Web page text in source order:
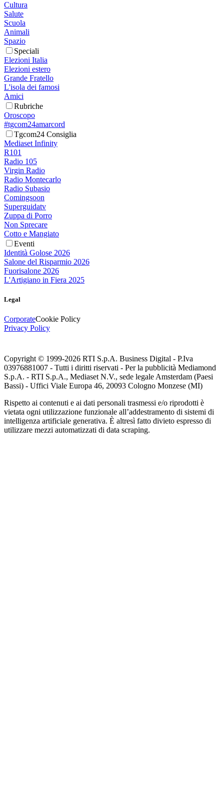
Cultura
Salute
Scuola
Animali
Spazio
Speciali
Elezioni Italia
Elezioni estero
Grande Fratello
L'isola dei famosi
Amici
Rubriche
Oroscopo
#tgcom24amarcord
Tgcom24 Consiglia
Mediaset Infinity
R101
Radio 105
Virgin Radio
Radio Montecarlo
Radio Subasio
Comingsoon
Superguidatv
Zuppa di Porro
Non Sprecare
Cotto e Mangiato
Eventi
Identità Golose 2026
Salone del Risparmio 2026
Fuorisalone 2026
L'Artigiano in Fiera 2025
Legal
CorporateCookie Policy
Privacy Policy
Copyright © 1999-2026 RTI S.p.A. Business Digital - P.Iva
03976881007 - Tutti i diritti riservati - Per la pubblicità Mediamond
S.p.A. - RTI S.p.A., Mediaset N.V., sede legale Amsterdam (Paesi
Bassi) - Uffici Viale Europa 46, 20093 Cologno Monzese (MI)
Rispetto ai contenuti e ai dati personali trasmessi e/o riprodotti è
vietata ogni utilizzazione funzionale all’addestramento di sistemi di
intelligenza artificiale generativa. È altresì fatto divieto espresso di
utilizzare mezzi automatizzati di data scraping.